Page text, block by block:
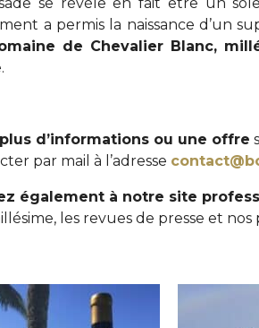
se révèle en fait être un
a permis la naissance d’un
de Chevalier Blanc,
d’informations ou une offre
par mail à l’adresse
également à notre site
les revues de presse et nos